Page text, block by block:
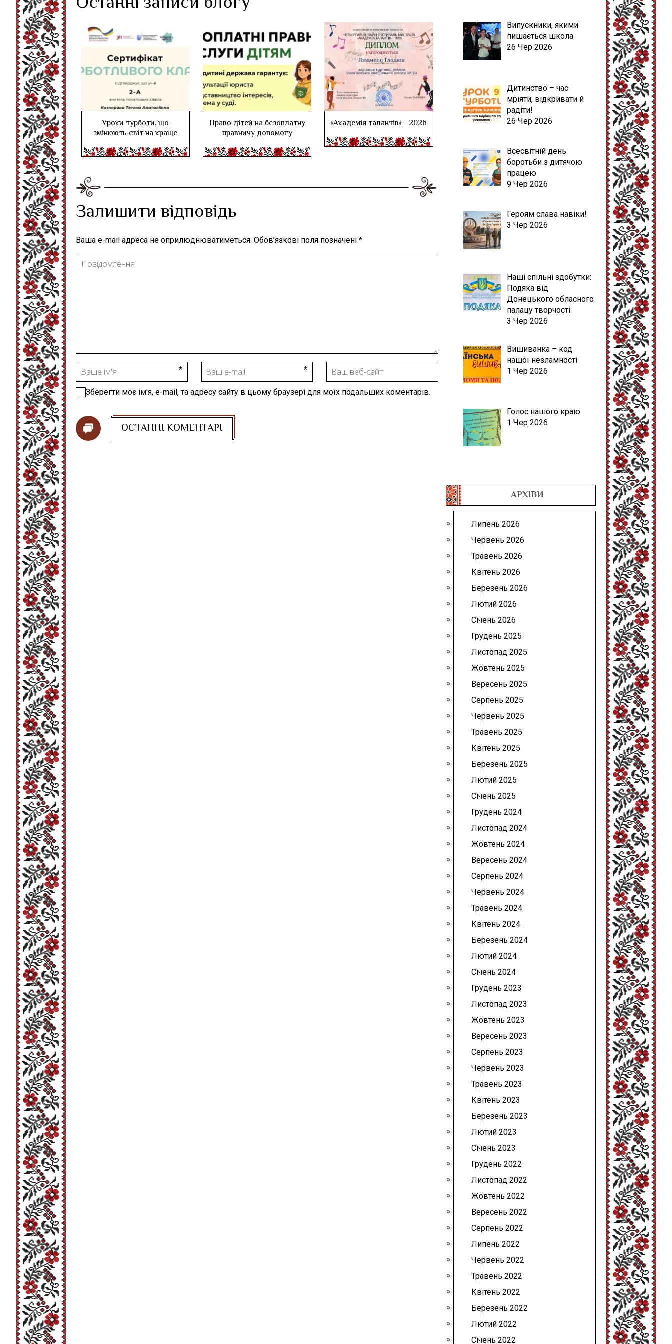
Уроки турботи, що
змінюють світ на краще
Право дітей на безоплатну
правничу допомогу
«Академія талантів» - 2026
Залишити відповідь
Ваша e-mail адреса не оприлюднюватиметься. Обов’язкові поля позначені *
Зберегти моє ім'я, e-mail, та адресу сайту в цьому браузері для моїх подальших коментарів.
Випускники, якими
пишається школа
26 Чер 2026
Дитинство – час
мріяти, відкривати й
радіти!
26 Чер 2026
Всесвітній день
боротьби з дитячою
працею
9 Чер 2026
Героям слава навіки!
3 Чер 2026
Наші спільні здобутки:
Подяка від
Донецького обласного
палацу творчості
3 Чер 2026
Вишиванка – код
нашої незламності
1 Чер 2026
Голос нашого краю
1 Чер 2026
АРХІВИ
Липень 2026
Червень 2026
Травень 2026
Квітень 2026
Березень 2026
Лютий 2026
Січень 2026
Грудень 2025
Листопад 2025
Жовтень 2025
Вересень 2025
Серпень 2025
Червень 2025
Травень 2025
Квітень 2025
Березень 2025
Лютий 2025
Січень 2025
Грудень 2024
Листопад 2024
Жовтень 2024
Вересень 2024
Серпень 2024
Червень 2024
Травень 2024
Квітень 2024
Березень 2024
Лютий 2024
Січень 2024
Грудень 2023
Листопад 2023
Жовтень 2023
Вересень 2023
Серпень 2023
Червень 2023
Травень 2023
Квітень 2023
Березень 2023
Лютий 2023
Січень 2023
Грудень 2022
Листопад 2022
Жовтень 2022
Вересень 2022
Серпень 2022
Липень 2022
Червень 2022
Травень 2022
Квітень 2022
Березень 2022
Лютий 2022
Січень 2022